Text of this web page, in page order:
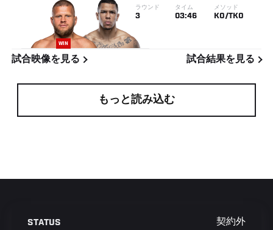
WIN
ラウンド
3
タイム
03:46
メソッド
KO/TKO
試合映像を見る 試合結果を見る
もっと読み込む
STATUS 契約外